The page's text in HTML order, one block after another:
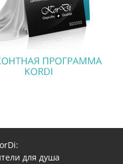
для душа